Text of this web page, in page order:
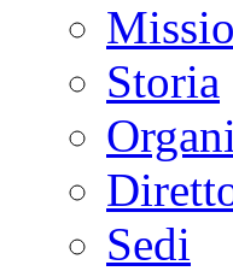
Storia
Sedi